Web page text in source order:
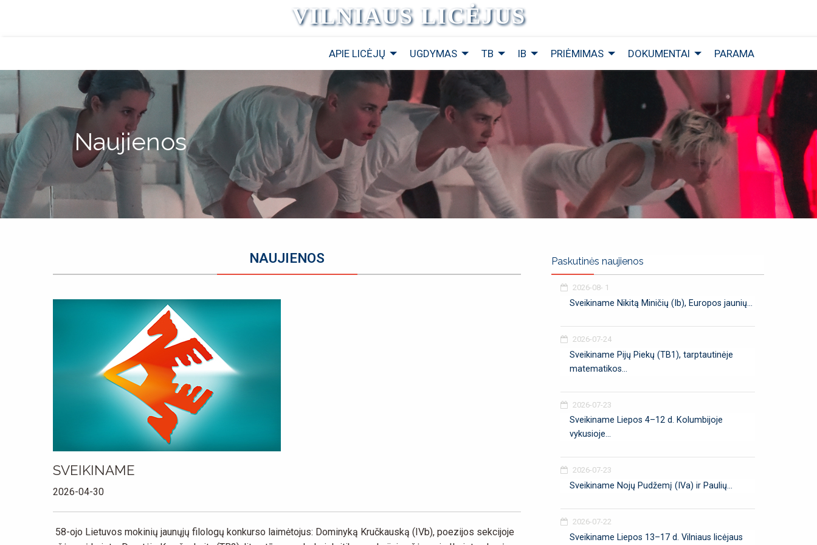
VILNIAUS LICĖJUS
APIE LICĖJŲ UGDYMAS TB IB PRIĖMIMAS DOKUMENTAI PARAMA
Naujienos
NAUJIENOS
SVEIKINAME
2026-04-30
58-ojo Lietuvos mokinių jaunųjų filologų konkurso laimėtojus: Dominyką Kručkauską (IVb), poezijos sekcijoje
Paskutinės naujienos
2026-08- 1
Sveikiname Nikitą Miničių (Ib), Europos jaunių...
2026-07-24
Sveikiname Pijų Piekų (TB1), tarptautinėje
matematikos...
2026-07-23
Sveikiname Liepos 4–12 d. Kolumbijoje
vykusioje...
2026-07-23
Sveikiname Nojų Pudžemį (IVa) ir Paulių...
2026-07-22
Sveikiname Liepos 13–17 d. Vilniaus licėjaus